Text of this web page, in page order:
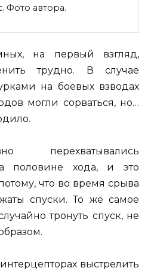
Фото автора.
на первый взгляд,
трудно. В случае
на боевых взводах
могли сорваться, но…
перехватывались
половине хода, и это
что во время срыва
спуски. То же самое
тронуть спуск, не
выстрелить